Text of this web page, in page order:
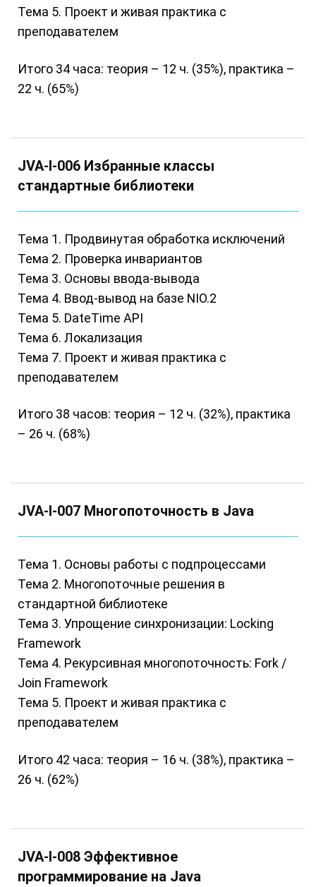
Тема 5. Проект и живая практика с
преподавателем
Итого 34 часа: теория – 12 ч. (35%), практика –
22 ч. (65%)
JVA-I-006 Избранные классы
стандартные библиотеки
Тема 1. Продвинутая обработка исключений
Тема 2. Проверка инвариантов
Тема 3. Основы ввода-вывода
Тема 4. Ввод-вывод на базе NIO.2
Тема 5. DateTime API
Тема 6. Локализация
Тема 7. Проект и живая практика с
преподавателем
Итого 38 часов: теория – 12 ч. (32%), практика
– 26 ч. (68%)
JVA-I-007 Многопоточность в Java
Тема 1. Основы работы с подпроцессами
Тема 2. Многопоточные решения в
стандартной библиотеке
Тема 3. Упрощение синхронизации: Locking
Framework
Тема 4. Рекурсивная многопоточность: Fork /
Join Framework
Тема 5. Проект и живая практика с
преподавателем
Итого 42 часа: теория – 16 ч. (38%), практика –
26 ч. (62%)
JVA-I-008 Эффективное
программирование на Java